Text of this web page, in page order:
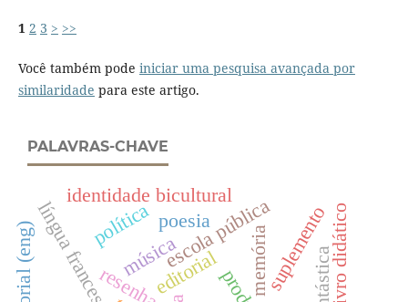
1 2 3 > >>
Você também pode iniciar uma pesquisa avançada por
similaridade para este artigo.
PALAVRAS-CHAVE
resenhaeditorial
língua francesa escola pública
memória
identidade bicultural
suplemento
poesia
música
editorial (eng) política livro didático